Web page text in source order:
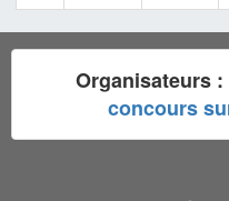
Organisateurs :
concours